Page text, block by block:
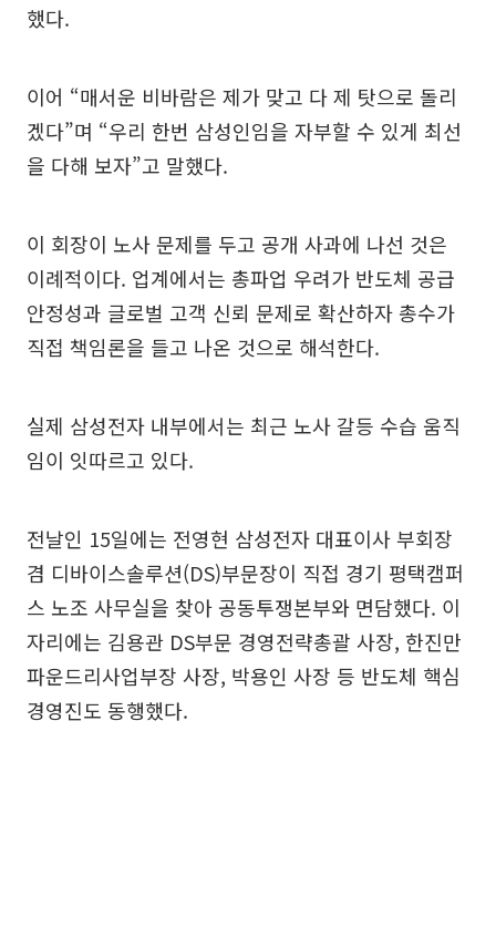
했다.
이어 “매서운 비바람은 제가 맞고 다 제 탓으로 돌리
겠다”며 “우리 한번 삼성인임을 자부할 수 있게 최선
을 다해 보자”고 말했다.
이 회장이 노사 문제를 두고 공개 사과에 나선 것은
이례적이다. 업계에서는 총파업 우려가 반도체 공급
안정성과 글로벌 고객 신뢰 문제로 확산하자 총수가
직접 책임론을 들고 나온 것으로 해석한다.
실제 삼성전자 내부에서는 최근 노사 갈등 수습 움직
임이 잇따르고 있다.
전날인 15일에는 전영현 삼성전자 대표이사 부회장
겸 디바이스솔루션(DS)부문장이 직접 경기 평택캠퍼
스 노조 사무실을 찾아 공동투쟁본부와 면담했다. 이
자리에는 김용관 DS부문 경영전략총괄 사장, 한진만
파운드리사업부장 사장, 박용인 사장 등 반도체 핵심
경영진도 동행했다.